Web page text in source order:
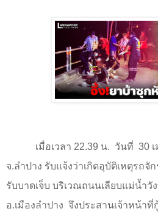
เมื่อเวลา 22.39 น. วันที่ 30
จ.ลำปาง รับแจ้งว่าเกิดอุบัติเหตุรถ
รับบาดเจ็บ บริเวณถนนเลียบแม่น้ำวั
อ.เมืองลำปาง จึงประสานเจ้าหน้าที่